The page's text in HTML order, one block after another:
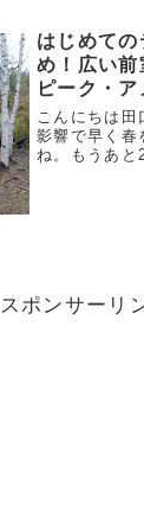
はじめて
め！広い前
ピーク・ア
こんにちは田
影響で早く春
ね。もうあと
スポンサーリ